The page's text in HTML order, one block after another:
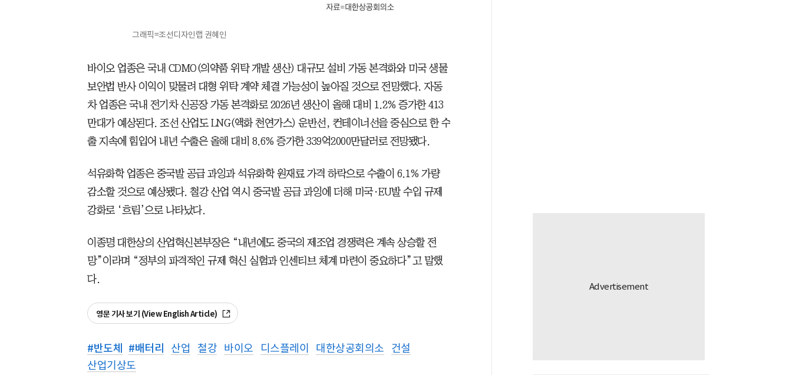
그래픽=조선디자인랩 권혜인
바이오 업종은 국내 CDMO(의약품 위탁 개발 생산) 대규모 설비 가동 본격화와 미국 생물
보안법 반사 이익이 맞물려 대형 위탁 계약 체결 가능성이 높아질 것으로 전망했다. 자동
차 업종은 국내 전기차 신공장 가동 본격화로 2026년 생산이 올해 대비 1.2% 증가한 413
만대가 예상된다. 조선 산업도 LNG(액화 천연가스) 운반선, 컨테이너선을 중심으로 한 수
출 지속에 힘입어 내년 수출은 올해 대비 8.6% 증가한 339억2000만달러로 전망됐다.
석유화학 업종은 중국발 공급 과잉과 석유화학 원재료 가격 하락으로 수출이 6.1% 가량
감소할 것으로 예상됐다. 철강 산업 역시 중국발 공급 과잉에 더해 미국·EU발 수입 규제
강화로 ‘흐림’으로 나타났다.
이종명 대한상의 산업혁신본부장은 “내년에도 중국의 제조업 경쟁력은 계속 상승할 전
망”이라며 “정부의 파격적인 규제 혁신 실험과 인센티브 체계 마련이 중요하다”고 말했
다.
영문 기사 보기 (View English Article)
#반도체 #배터리 산업 철강 바이오 디스플레이 대한상공회의소
건설
산업기상도